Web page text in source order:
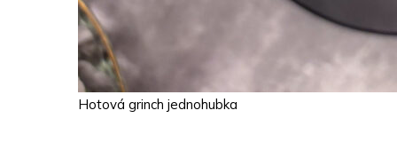
Hotová grinch jednohubka